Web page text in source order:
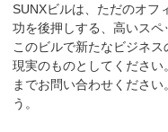
SUNXビルは、ただのオフ
功を後押しする、高いスペ
このビルで新たなビジネ
現実のものとしてくださ
までお問い合わせくださ
う。